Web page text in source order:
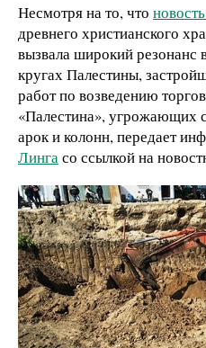
Несмотря на то, что
древнего христианского
вызвала широкий резонанс
кругах Палестины,
работ по возведению
«Палестина», угрожающих
арок и колонн, передает
Лингасо ссылкой на